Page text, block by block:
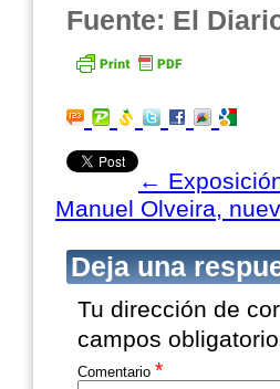
Fuente: El
←
Manuel Olveira,
Deja una
Tu dirección de
campos
Comentario *